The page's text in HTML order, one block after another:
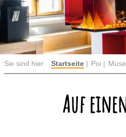
Sie sind hier: Startseite Poi
Auf